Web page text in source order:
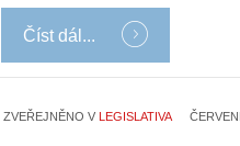
Číst dál...
ZVEŘEJNĚNO V LEGISLATIVA